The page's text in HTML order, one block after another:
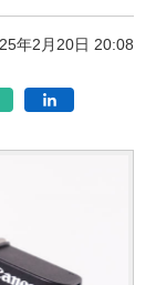
年2月20日 20:08